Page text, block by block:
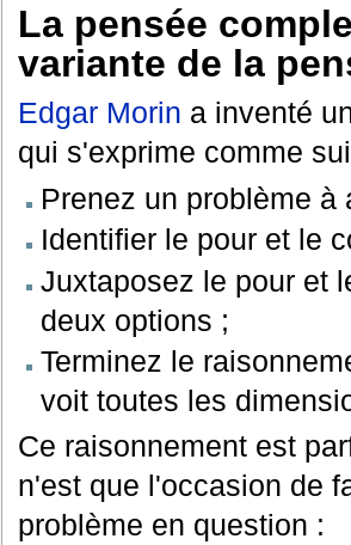
La pensée
variante de la
Edgar Morin a inventé
qui s'exprime comme
Prenez un problème à
Identifier le pour et le
Juxtaposez le pour et
deux options ;
Terminez le
voit toutes les
Ce raisonnement est
n'est que l'occasion de
problème en question :